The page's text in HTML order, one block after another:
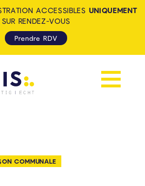
Afficher la
ACCESSIBLES UNIQUEMENT
SUR RENDEZ-VOUS
Prendre RDV
COMMUNALE